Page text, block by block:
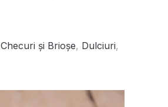
Checuri și Brioșe, Dulciuri,